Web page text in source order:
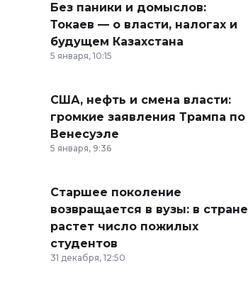
Без паники и домыслов:
Токаев — о власти, налогах и
будущем Казахстана
5 января, 10:15
США, нефть и смена власти:
громкие заявления Трампа по
Венесуэле
5 января, 9:36
Старшее поколение
возвращается в вузы: в стране
растет число пожилых
студентов
31 декабря, 12:50